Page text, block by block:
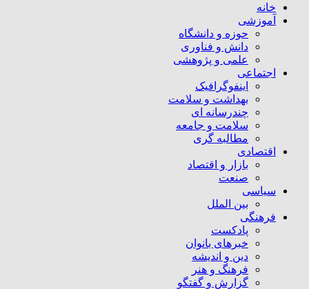
خانه
آموزشی
حوزه و دانشگاه
دانش و فناوری
علمی و پژوهشی
اجتماعی
اینفوگرافیک
بهداشت و سلامت
چندرسانه ای
سلامت و جامعه
مطالبه گری
اقتصادی
بازار و اقتصاد
صنعت
سیاسی
بین الملل
فرهنگی
پادکست
خبرهای بانوان
دین و اندیشه
فرهنگ و هنر
گزارش و گفتگو